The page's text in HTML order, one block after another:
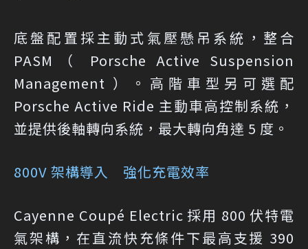
底盤配置採主動式氣壓懸吊系統，整合
PASM（ Porsche Active Suspension
Management ）。高階車型另可選配
Porsche Active Ride 主動車高控制系統，
並提供後軸轉向系統，最大轉向角達 5 度。
800V 架構導入 強化充電效率
Cayenne Coupé Electric 採用 800 伏特電
氣架構，在直流快充條件下最高支援 390